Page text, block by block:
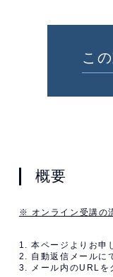
こ
概要
※ オンライン受講の
1. 本ページよりお申
2. 自動返信メールに
3. メール内のURLを